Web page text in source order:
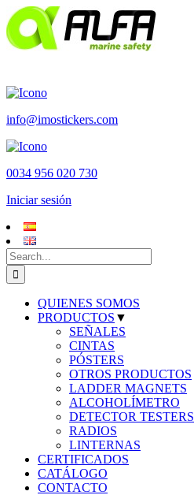
Skip
to
content
info@imostickers.com
0034 956 020 730
Iniciar sesión
Search
for:
QUIENES SOMOS
PRODUCTOS ▼
SEÑALES
CINTAS
PÓSTERS
OTROS PRODUCTOS
LADDER MAGNETS
ALCOHOLÍMETRO
DETECTOR TESTERS
RADIOS
LINTERNAS
CERTIFICADOS
CATÁLOGO
CONTACTO